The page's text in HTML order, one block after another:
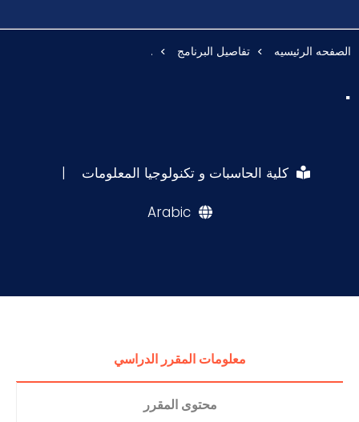
الصفحه الرئيسيه تفاصيل البرنامج .
.
كلية الحاسبات و تكنولوجيا المعلومات |
Arabic
معلومات المقرر الدراسي
محتوى المقرر